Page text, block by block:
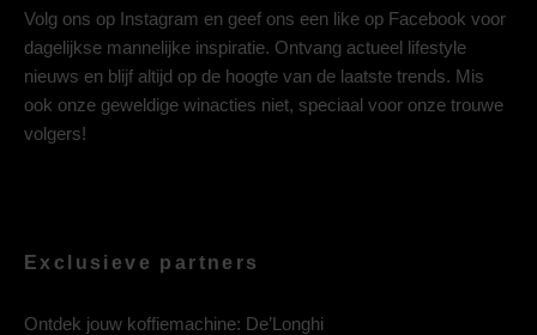
Volg ons op Instagram en geef ons een like op Facebook voor
dagelijkse mannelijke inspiratie. Ontvang actueel lifestyle
nieuws en blijf altijd op de hoogte van de laatste trends. Mis
ook onze geweldige winacties niet, speciaal voor onze trouwe
volgers!
Exclusieve partners
Ontdek jouw koffiemachine: De’Longhi